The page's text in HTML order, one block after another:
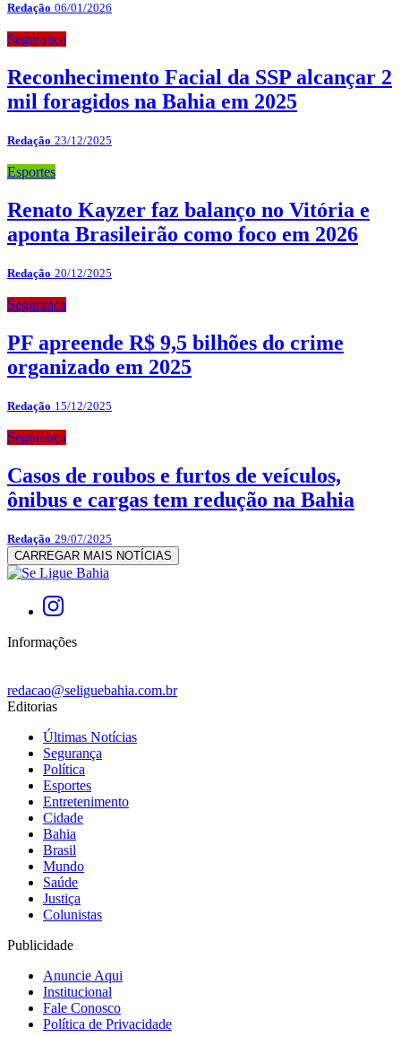
Redação 06/01/2026
Segurança
Reconhecimento Facial da SSP alcançar 2
mil foragidos na Bahia em 2025
Redação 23/12/2025
Esportes
Renato Kayzer faz balanço no Vitória e
aponta Brasileirão como foco em 2026
Redação 20/12/2025
Segurança
PF apreende R$ 9,5 bilhões do crime
organizado em 2025
Redação 15/12/2025
Segurança
Casos de roubos e furtos de veículos,
ônibus e cargas tem redução na Bahia
Redação 29/07/2025
CARREGAR MAIS NOTÍCIAS
Informações
redacao@seliguebahia.com.br
Editorias
Últimas Notícias
Segurança
Política
Esportes
Entretenimento
Cidade
Bahia
Brasil
Mundo
Saúde
Justiça
Colunistas
Publicidade
Anuncie Aqui
Institucional
Fale Conosco
Política de Privacidade